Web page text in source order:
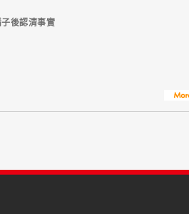
後認清事實